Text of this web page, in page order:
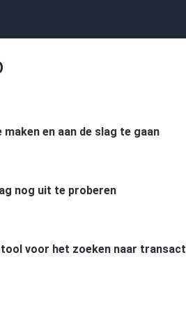
en aan de slag te gaan
nog uit te proberen
voor het zoeken naar